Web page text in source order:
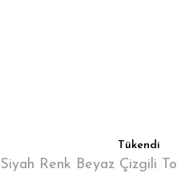
Tükendi
Siyah Renk Beyaz Çizgili